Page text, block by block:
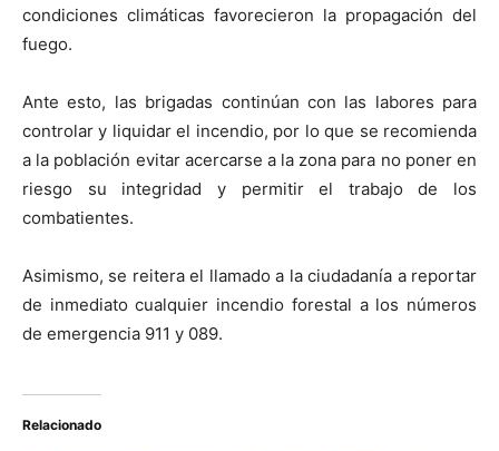
condiciones climáticas favorecieron la propagación del
fuego.
Ante esto, las brigadas continúan con las labores para
controlar y liquidar el incendio, por lo que se recomienda
a la población evitar acercarse a la zona para no poner en
riesgo su integridad y permitir el trabajo de los
combatientes.
Asimismo, se reitera el llamado a la ciudadanía a reportar
de inmediato cualquier incendio forestal a los números
de emergencia 911 y 089.
Relacionado